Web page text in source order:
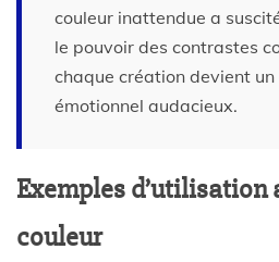
couleur inattendue a
le pouvoir des contrastes
chaque création devient
émotionnel audacieux.
Exemples d’utilisation
couleur